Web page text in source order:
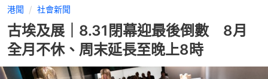
港聞 社會新聞
古埃及展｜8.31閉幕迎最後倒數 8月
全月不休、周末延長至晚上8時